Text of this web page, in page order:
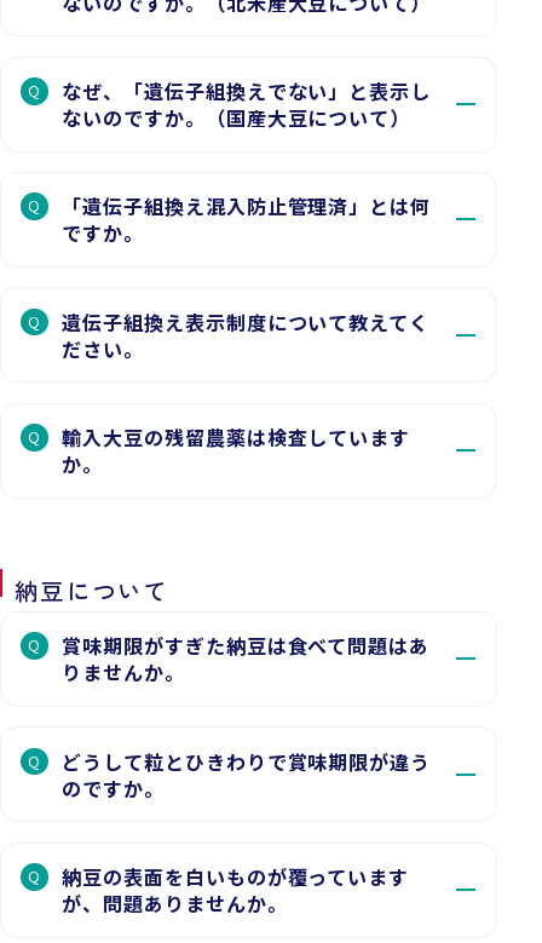
Q
なぜ、「遺伝子組換えでない」と表示し
ないのですか。（国産大豆について）
Q
「遺伝子組換え混入防止管理済」とは何
ですか。
Q
遺伝子組換え表示制度について教えてく
ださい。
Q
輸入大豆の残留農薬は検査しています
か。
納豆について
Q
賞味期限がすぎた納豆は食べて問題はあ
りませんか。
Q
どうして粒とひきわりで賞味期限が違う
のですか。
Q
納豆の表面を白いものが覆っています
が、問題ありませんか。